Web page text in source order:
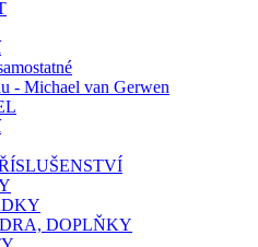
- Michael van Gerwen
DOPLŇKY